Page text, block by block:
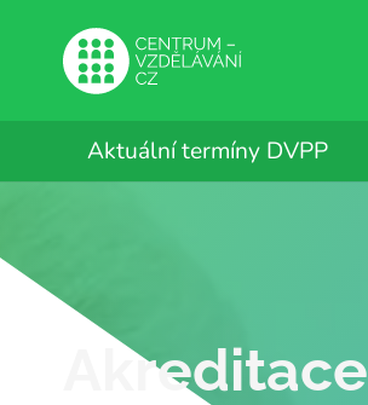
Aktuální termíny DVPP
Akreditace